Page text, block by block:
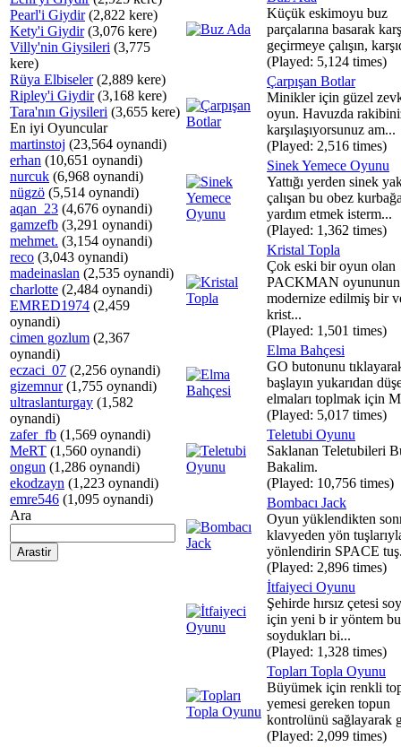
Pearl'i Giydir(2,822 kere)
Kety'i Giydir(3,076 kere)
Villy'nin Giysileri (3,775
kere)
Rüya Elbiseler(2,889 kere)
Ripley'i Giydir(3,168 kere)
Tara'nın Giysileri (3,655 kere)
En iyi Oyuncular
martinstoj (23,564 oynandi)
erhan (10,651 oynandi)
nurcuk (6,968 oynandi)
nügzö (5,514 oynandi)
aqan_23 (4,676 oynandi)
gamzefb (3,291 oynandi)
mehmet. (3,154 oynandi)
reco (3,043 oynandi)
madeinaslan (2,535 oynandi)
charlotte (2,484 oynandi)
EMRED1974 (2,459
oynandi)
cimen gozlum (2,367
oynandi)
eczaci_07 (2,256 oynandi)
gizemnur(1,755 oynandi)
ultraslanturgay (1,582
oynandi)
zafer_fb (1,569 oynandi)
MeRT (1,560 oynandi)
ongun (1,286 oynandi)
ekodzayn (1,223 oynandi)
emre546 (1,095 oynandi)
Ara
Küçük eskimoyu buz
parçalarına basarak
geçirmeye çalışın,
(Played: 5,124 times)
Çarpışan Botlar
Minikler için güzel
oyun. Havuzda
karşılaşıyorsunuz am...
(Played: 2,516 times)
Sinek Yemece Oyunu
Yattığı yerden sinek
çalışan bu obez
yardım etmek isterm...
(Played: 1,362 times)
Kristal Topla
Çok eski bir oyun olan
PACKMAN oyununun
modernize edilmiş bir
krist...
(Played: 1,501 times)
Elma Bahçesi
GO butonunu
başlayın yukarıdan
elmaları toplmak için
(Played: 5,017 times)
Teletubi Oyunu
Saklanan Teletubileri
Bakalim.
(Played: 10,756 times)
Bombacı Jack
Oyun yüklendikten
klavyeden yön
yönlendirin SPACE
(Played: 2,896 times)
İtfaiyeci Oyunu
Şehirde hırsız çetesi
için yeni b ir yöntem
soydukları bi...
(Played: 1,328 times)
Topları Topla Oyunu
Büyümek için renkli
yemesi gereken topun
kontrolünü sağlayarak
(Played: 2,099 times)